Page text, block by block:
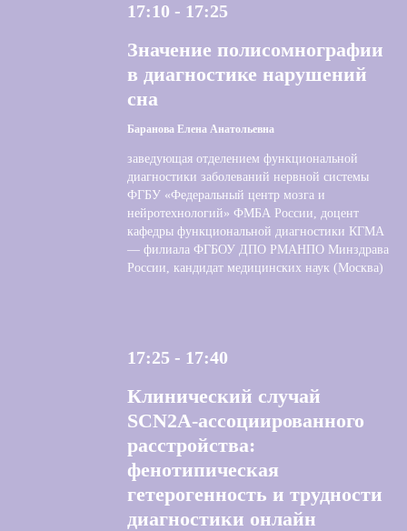
17:10 - 17:25
Значение полисомнографии
в диагностике нарушений
сна
Баранова Елена Анатольевна
заведующая отделением функциональной
диагностики заболеваний нервной системы
ФГБУ «Федеральный центр мозга и
нейротехнологий» ФМБА России, доцент
кафедры функциональной диагностики КГМА
— филиала ФГБОУ ДПО РМАНПО Минздрава
России, кандидат медицинских наук (Москва)
17:25 - 17:40
Клинический случай
SCN2A-ассоциированного
расстройства:
фенотипическая
гетерогенность и трудности
диагностики онлайн